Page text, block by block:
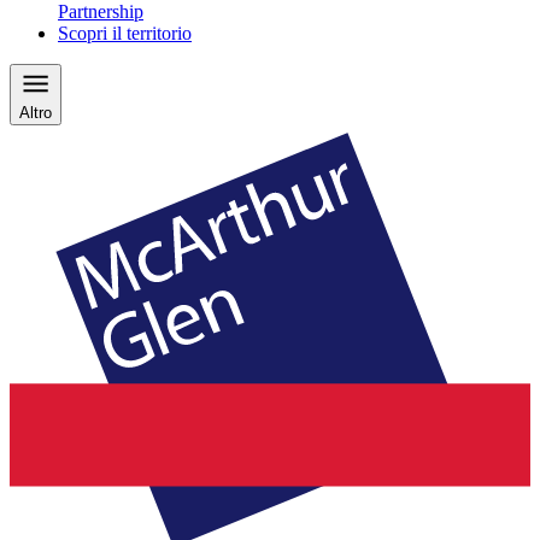
Partnership
Scopri il territorio
Altro